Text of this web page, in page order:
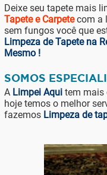
Deixe seu tapete mais
Tapete e Carpetecom a
sem fungos você que
Limpeza de Tapete na
Mesmo !
SOMOS
A Limpei Aquitem mais
hoje temos o melhor
fazemos Limpeza de